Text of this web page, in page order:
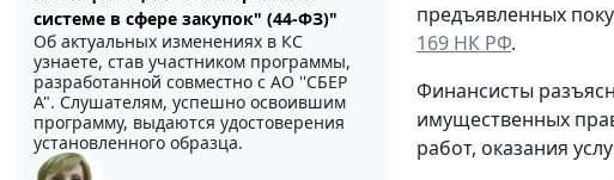
системе в сфере закупок" (44-ФЗ)"
Об актуальных изменениях в КС
узнаете, став участником программы,
разработанной совместно с АО ''СБЕР
А". Слушателям, успешно освоившим
программу, выдаются удостоверения
установленного образца.
предъявленных
169 НК РФ.
Финансисты
имущественных
работ, оказания